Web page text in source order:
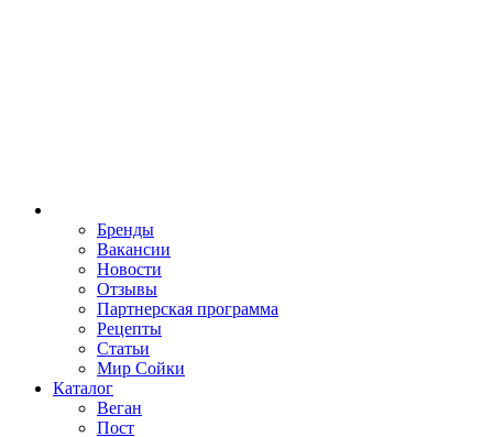
Бренды
Вакансии
Новости
Отзывы
Партнерская программа
Рецепты
Статьи
Мир Сойки
Каталог
Веган
Пост